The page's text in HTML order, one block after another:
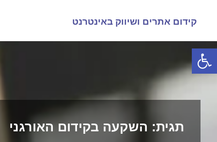
פתח סרגל נגישות
קידום אתרים ושיווק באינטרנט
תגית: השקעה בקידום האורגני